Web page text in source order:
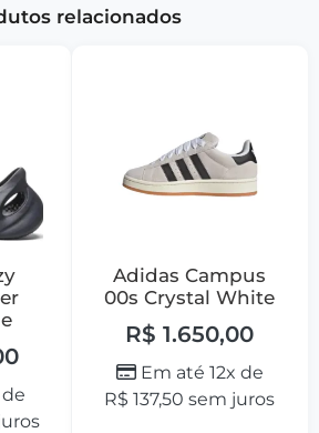
relacionados
Adidas Campus
00s Crystal White
R$ 1.650,00
Em até 12x de
R$ 137,50 sem juros